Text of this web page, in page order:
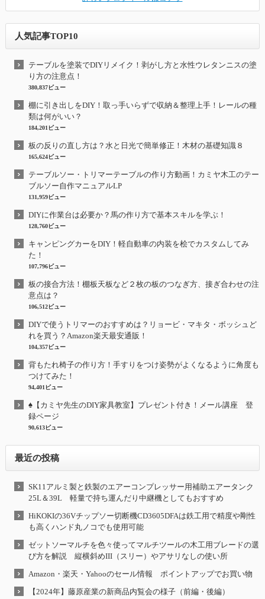
人気記事TOP10
テーブルを塗装でDIYリメイク！剥がし方と水性ウレタンニスの塗
り方の注意点！
380,837ビュー
棚に引き出しをDIY！取っ手いらずで収納＆整理上手！レールの種
類は何がいい？
184,201ビュー
板の反りの直し方は？水と日光で簡単修正！木材の基礎知識８
165,624ビュー
テーブルソー・トリマーテーブルの作り方動画！カミヤ木工のテー
ブルソー自作マニュアルLP
131,959ビュー
DIYに作業台は必要か？馬の作り方で基本スキルを学ぶ！
128,760ビュー
キャンピングカーをDIY！軽自動車の内装を桧でカスタムしてみ
た！
107,796ビュー
板の接合方法！棚板天板など２枚の板のつなぎ方、接ぎ合わせの注
意点は？
106,512ビュー
DIYで使うトリマーのおすすめは？リョービ・マキタ・ボッシュど
れを買う？Amazon楽天最安通販！
104,357ビュー
背もたれ椅子の作り方！手すりをつけ姿勢がよくなるように角度も
つけてみた！
94,401ビュー
♠【カミヤ先生のDIY家具教室】プレゼント付き！メール講座 登
録ページ
90,613ビュー
最近の投稿
SK11アルミ製と鉄製のエアーコンプレッサー用補助エアータンク
25L＆39L 軽量で持ち運んだり中継機としてもおすすめ
HiKOKIの36Vチップソー切断機CD3605DFAは鉄工用で精度や剛性
も高くハンド丸ノコでも使用可能
ゼットソーマルチを色々使ってマルチツールの木工用ブレードの選
び方を解説 縦横斜めIII（スリー）やアサリなしの使い所
Amazon・楽天・Yahooのセール情報 ポイントアップでお買い物
【2024年】藤原産業の新商品内覧会の様子（前編・後編）